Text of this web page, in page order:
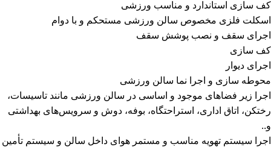
کف سازی استاندارد و مناسب ورزشی
اسکلت فلزی مخصوص سالن ورزشی مستحکم و با دوام
اجرای سقف و نصب پوشش سقف
کف سازی
اجرای دیوار
محوطه سازی و اجرا نما سالن ورزشی
اجرا زیر فضاهای موجود و اساسی در سالن ورزشی مانند تاسیسات،
رختکن، اتاق اداری، استراحتگاه، بوفه، دوش و سرویس‌های بهداشتی
و..
اجرا سیستم تهویه مناسب و مستمر هوای داخل سالن و سیستم تأمین